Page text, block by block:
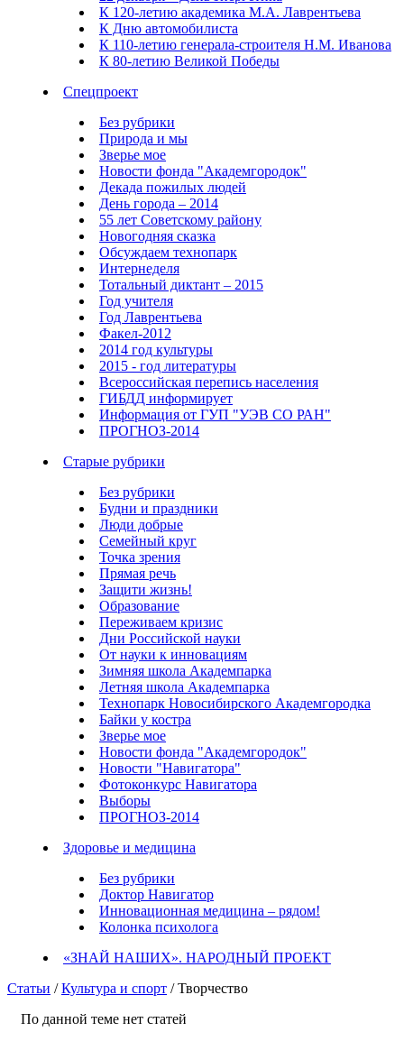
К 120-летию академика М.А. Лаврентьева
К Дню автомобилиста
К 110-летию генерала-строителя Н.М. Иванова
К 80-летию Великой Победы
Спецпроект
Без рубрики
Природа и мы
Зверье мое
Новости фонда "Академгородок"
Декада пожилых людей
День города – 2014
55 лет Советскому району
Новогодняя сказка
Обсуждаем технопарк
Интернеделя
Тотальный диктант – 2015
Год учителя
Год Лаврентьева
Факел-2012
2014 год культуры
2015 - год литературы
Всероссийская перепись населения
ГИБДД информирует
Информация от ГУП "УЭВ СО РАН"
ПРОГНОЗ-2014
Старые рубрики
Без рубрики
Будни и праздники
Люди добрые
Семейный круг
Точка зрения
Прямая речь
Защити жизнь!
Образование
Переживаем кризис
Дни Российской науки
От науки к инновациям
Зимняя школа Академпарка
Летняя школа Академпарка
Технопарк Новосибирского Академгородка
Байки у костра
Зверье мое
Новости фонда "Академгородок"
Новости "Навигатора"
Фотоконкурс Навигатора
Выборы
ПРОГНОЗ-2014
Здоровье и медицина
Без рубрики
Доктор Навигатор
Инновационная медицина – рядом!
Колонка психолога
«ЗНАЙ НАШИХ». НАРОДНЫЙ ПРОЕКТ
Статьи /Культура и спорт / Творчество
По данной теме нет статей